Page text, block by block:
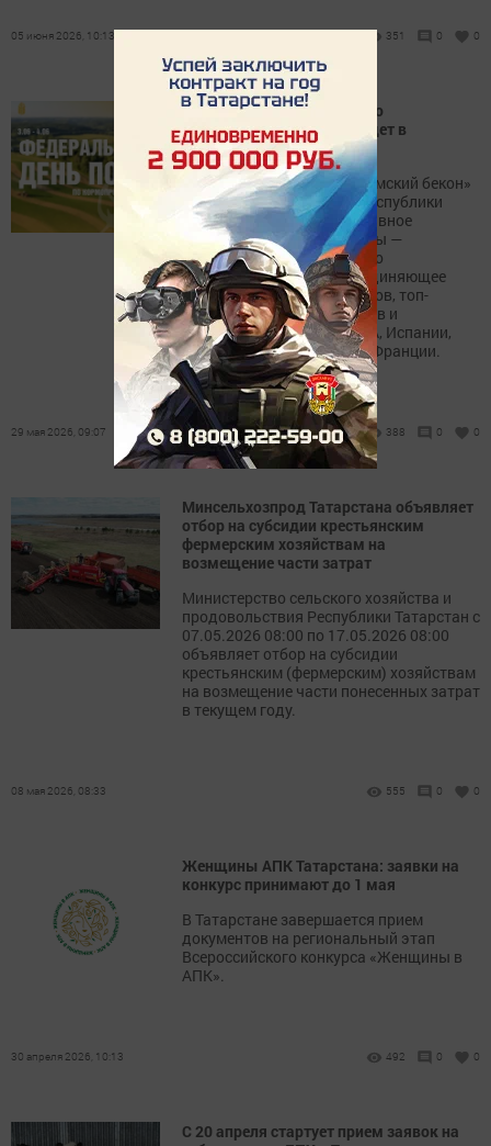
05 июня 2026, 10:13 351 0 0
Федеральный День поля по
кормопроизводству пройдет в
Татарстане
3–4 июня на базе ООО «Камский бекон»
в Мензелинском районе Республики
Татарстан развернется главное
отраслевое событие страны —
Федеральный День поля по
кормопроизводству, объединяющее
ведущих ученых, инвесторов, топ-
менеджеров агрохолдингов и
технологов из России, США, Испании,
Италии, Австрии, Дании и Франции.
29 мая 2026, 09:07 388 0 0
Минсельхозпрод Татарстана объявляет
отбор на субсидии крестьянским
фермерским хозяйствам на
возмещение части затрат
Министерство сельского хозяйства и
продовольствия Республики Татарстан с
07.05.2026 08:00 по 17.05.2026 08:00
объявляет отбор на субсидии
крестьянским (фермерским) хозяйствам
на возмещение части понесенных затрат
в текущем году.
08 мая 2026, 08:33 555 0 0
Женщины АПК Татарстана: заявки на
конкурс принимают до 1 мая
В Татарстане завершается прием
документов на региональный этап
Всероссийского конкурса «Женщины в
АПК».
30 апреля 2026, 10:13 492 0 0
С 20 апреля стартует прием заявок на